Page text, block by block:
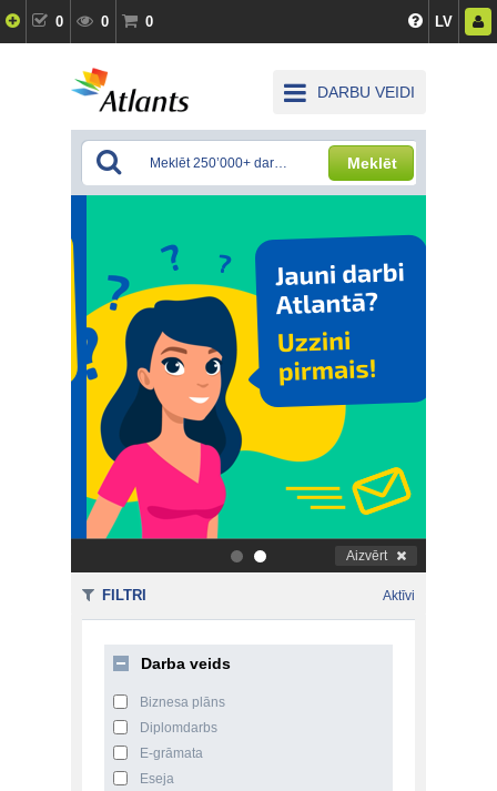
0 0 0 LV
DARBU VEIDI
Meklēt
. Aizvērt
FILTRI Aktīvi
Darba veids
Biznesa plāns
Diplomdarbs
E-grāmata
Eseja